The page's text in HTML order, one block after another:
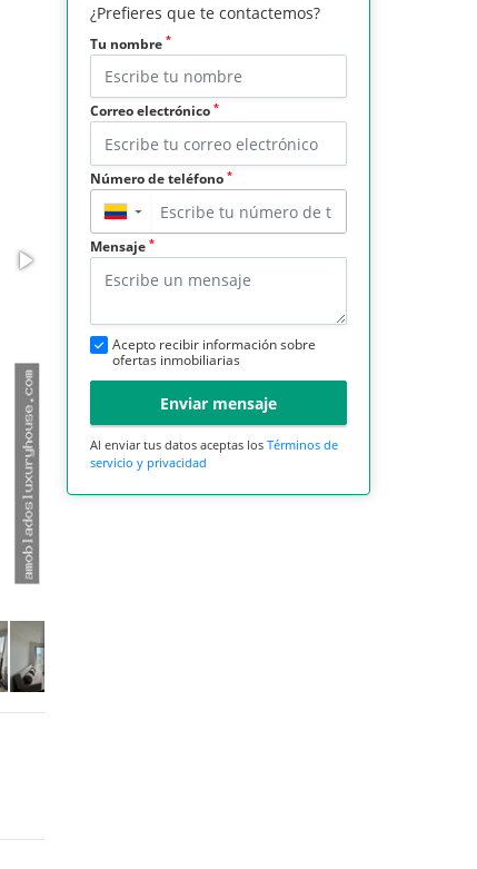
¿Prefieres que te contactemos?
Tu nombre *
Correo electrónico *
Número de teléfono *
▼
Mensaje *
Acepto recibir información sobre
ofertas inmobiliarias
Enviar mensaje
Al enviar tus datos aceptas los Términos de
servicio y privacidad